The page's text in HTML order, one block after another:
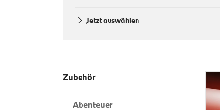
Jetzt auswählen
Zubehör
Abenteuer